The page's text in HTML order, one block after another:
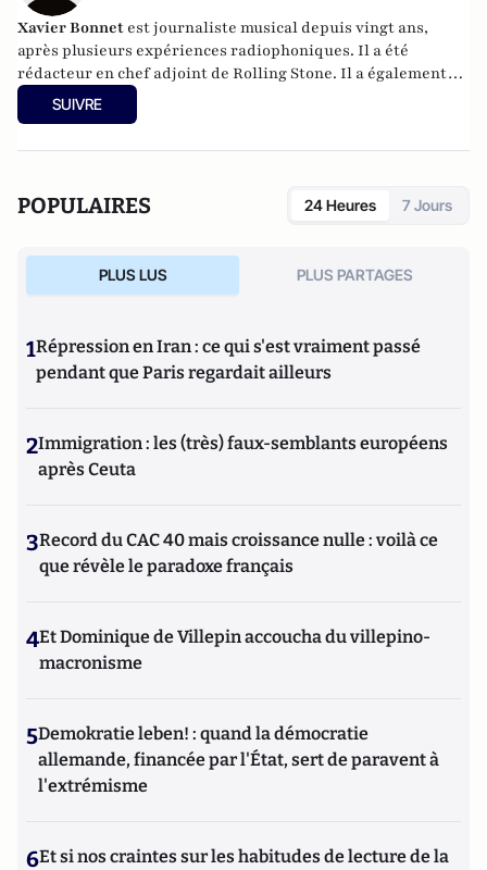
Xavier Bonnet est journaliste musical depuis vingt ans,
après plusieurs expériences radiophoniques. Il a été
rédacteur en chef adjoint de Rolling Stone. Il a également
collaboré à de nombreux autres magazines, tant dans la
musique (Rock & Folk, Hard N' Heavy, World Sound, Hard-
SUIVRE
POPULAIRES 24 Heures 7 Jours
PLUS LUS PLUS PARTAGES
1Répression en Iran : ce qui s'est vraiment passé
pendant que Paris regardait ailleurs
2Immigration : les (très) faux-semblants européens
après Ceuta
3Record du CAC 40 mais croissance nulle : voilà ce
que révèle le paradoxe français
4Et Dominique de Villepin accoucha du villepino-
macronisme
5Demokratie leben! : quand la démocratie
allemande, financée par l'État, sert de paravent à
l'extrémisme
6Et si nos craintes sur les habitudes de lecture de la